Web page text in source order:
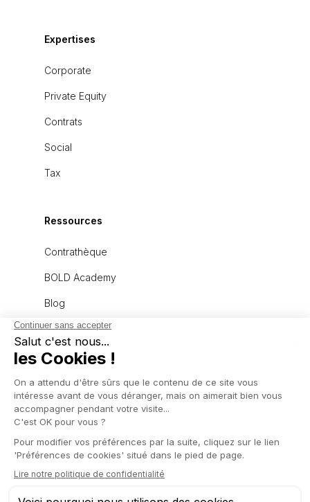
Expertises
Corporate
Private Equity
Contrats
Social
Tax
Ressources
Contrathèque
BOLD Academy
Blog
À propos
L'équipe
Recrutement